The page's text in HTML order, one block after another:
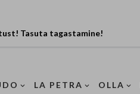
Tasuta tagastamine!
LA PETRA OLLA